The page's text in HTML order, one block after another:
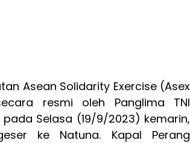
Asean Solidarity Exercise (Asex
resmi oleh Panglima TNI
Selasa (19/9/2023) kemarin,
ke Natuna. Kapal Perang